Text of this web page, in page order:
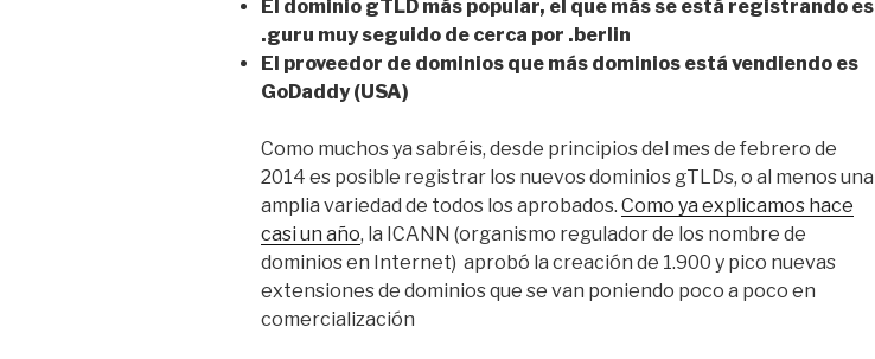
El dominio gTLD más popular, el que más se está registrando es
.guru muy seguido de cerca por .berlin
El proveedor de dominios que más dominios está vendiendo es
GoDaddy (USA)
Como muchos ya sabréis, desde principios del mes de febrero de
2014 es posible registrar los nuevos dominios gTLDs, o al menos una
amplia variedad de todos los aprobados. Como ya explicamos hace
casi un año, la ICANN (organismo regulador de los nombre de
dominios en Internet) aprobó la creación de 1.900 y pico nuevas
extensiones de dominios que se van poniendo poco a poco en
comercialización